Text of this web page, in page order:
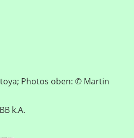
Photos oben: © Martin
k.A.